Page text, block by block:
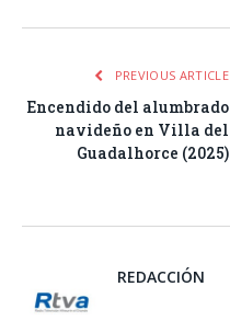
PREVIOUS ARTICLE
Encendido del alumbrado
navideño en Villa del
Guadalhorce (2025)
REDACCIÓN